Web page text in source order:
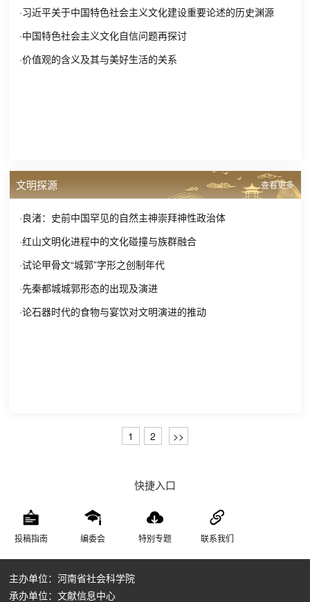
·习近平关于中国特色社会主义文化建设重要论述的历史渊源
·中国特色社会主义文化自信问题再探讨
·价值观的含义及其与美好生活的关系
文明探源 查看更多
·良渚：史前中国罕见的自然主神崇拜神性政治体
·红山文明化进程中的文化碰撞与族群融合
·试论甲骨文“城郭”字形之创制年代
·先秦都城城郭形态的出现及演进
·论石器时代的食物与宴饮对文明演进的推动
1 2 >>
快捷入口
投稿指南 编委会 特别专题 联系我们
主办单位：河南省社会科学院
承办单位：文献信息中心